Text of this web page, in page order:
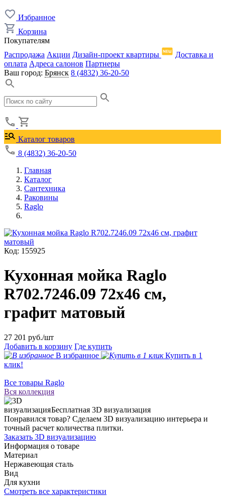
Избранное
Корзина
Покупателям
Распродажа Акции Дизайн-проект квартиры
Доставка и
оплата Адреса салонов Партнеры
Ваш город: Брянск 8 (4832) 36-20-50
Каталог товаров
8 (4832) 36-20-50
Главная
Каталог
Сантехника
Раковины
Raglo
Код: 155925
Кухонная мойка Raglo
R702.7246.09 72x46 см,
графит матовый
27 201 руб./шт
Добавить в корзину Где купить
В избранное
Купить в 1
клик!
Все товары Raglo
Вся коллекция
Бесплатная 3D визуализация
Понравился товар? Сделаем 3D визуализацию интерьера и
точный расчет количества плитки.
Заказать 3D визуализацию
Информация о товаре
Материал
Нержавеющая сталь
Вид
Для кухни
Смотреть все характеристики